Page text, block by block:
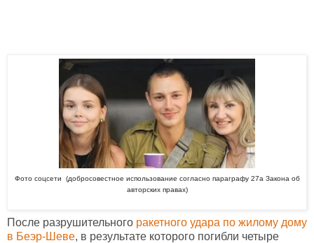
Фото соцсети (добросовестное использование согласно параграфу 27а Закона об
авторских правах)
После разрушительного ракетного удара по жилому дому
в Беэр-Шеве, в результате которого погибли четыре